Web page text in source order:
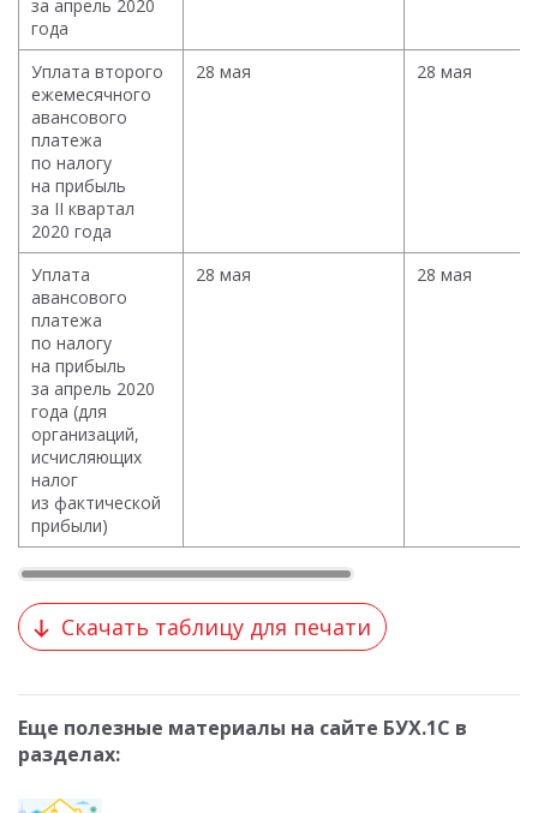
за апрель 2020
года
Уплата второго
ежемесячного
авансового
платежа
по налогу
на прибыль
за II квартал
2020 года
28 мая 28 мая
Уплата
авансового
платежа
по налогу
на прибыль
за апрель 2020
года (для
организаций,
исчисляющих
налог
из фактической
прибыли)
28 мая 28 мая
Скачать таблицу для печати
Еще полезные материалы на сайте БУХ.1С в
разделах: